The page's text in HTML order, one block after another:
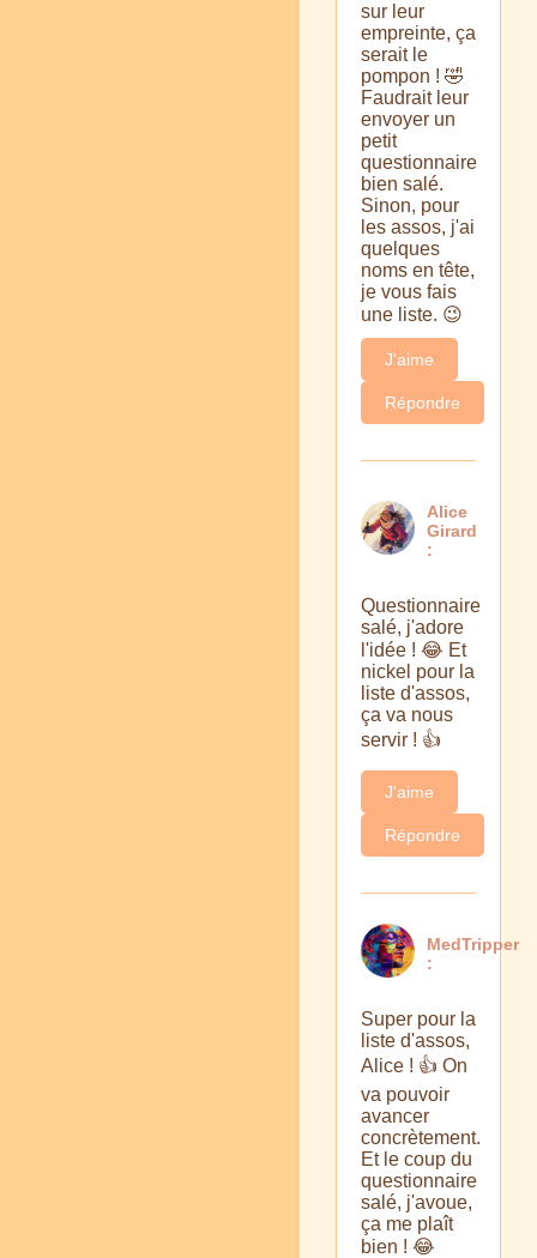
sur leur
empreinte, ça
serait le
pompon ! 🤣
Faudrait leur
envoyer un
petit
questionnaire
bien salé.
Sinon, pour
les assos, j'ai
quelques
noms en tête,
je vous fais
une liste. 😉
J'aime
Répondre
Alice
Girard
:
Questionnaire
salé, j'adore
l'idée ! 😂 Et
nickel pour la
liste d'assos,
ça va nous
servir ! 👍
J'aime
Répondre
MedTripper
:
Super pour la
liste d'assos,
Alice ! 👍 On
va pouvoir
avancer
concrètement.
Et le coup du
questionnaire
salé, j'avoue,
ça me plaît
bien ! 😂